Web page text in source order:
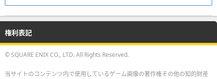
権利表記
© SQUARE ENIX CO., LTD. All Rights Reserved.
当サイトのコンテンツ内で使用しているゲーム画像の著作権その他の知的財産